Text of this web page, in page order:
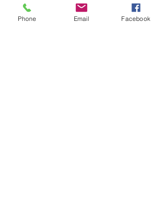
Phone Email Facebook